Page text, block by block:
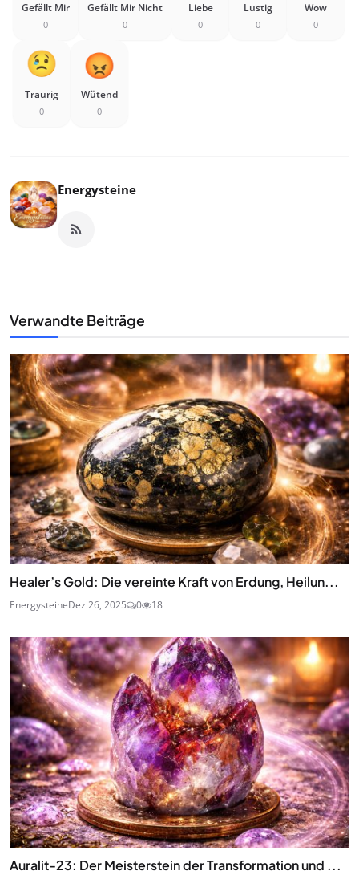
Gefällt Mir
0
Gefällt Mir Nicht
0
Liebe
0
Lustig
0
Wow
0
Traurig
0
Wütend
0
Energysteine
Verwandte Beiträge
Healer’s Gold: Die vereinte Kraft von Erdung, Heilun...
EnergysteineDez 26, 2025 0 18
Auralit-23: Der Meisterstein der Transformation und ...